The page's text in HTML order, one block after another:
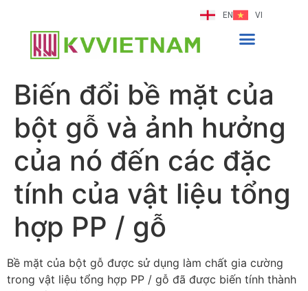
EN VI
Biến đổi bề mặt của
bột gỗ và ảnh hưởng
của nó đến các đặc
tính của vật liệu tổng
hợp PP / gỗ
Bề mặt của bột gỗ được sử dụng làm chất gia cường
trong vật liệu tổng hợp PP / gỗ đã được biến tính thành